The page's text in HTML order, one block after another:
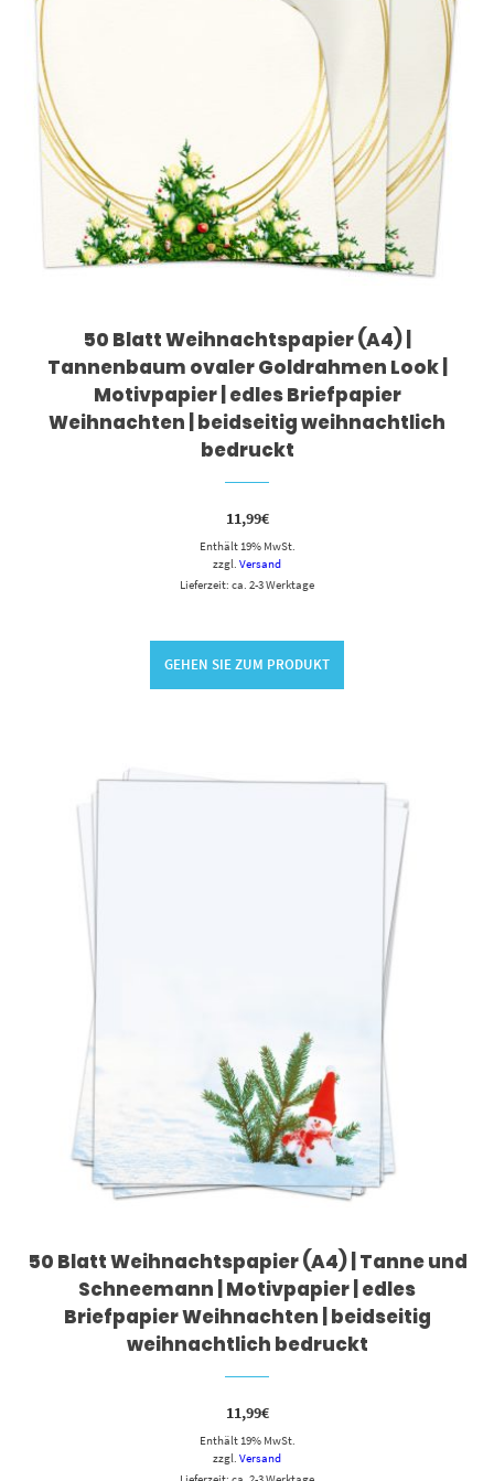
50 Blatt Weihnachtspapier (A4) |
Tannenbaum ovaler Goldrahmen Look |
Motivpapier | edles Briefpapier
Weihnachten | beidseitig weihnachtlich
bedruckt
11,99€
Enthält 19% MwSt.
zzgl. Versand
Lieferzeit: ca. 2-3 Werktage
GEHEN SIE ZUM PRODUKT
50 Blatt Weihnachtspapier (A4) | Tanne und
Schneemann | Motivpapier | edles
Briefpapier Weihnachten | beidseitig
weihnachtlich bedruckt
11,99€
Enthält 19% MwSt.
zzgl. Versand